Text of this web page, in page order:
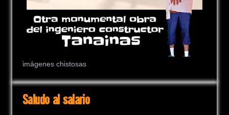
imágenes chistosas
Saludo al salario